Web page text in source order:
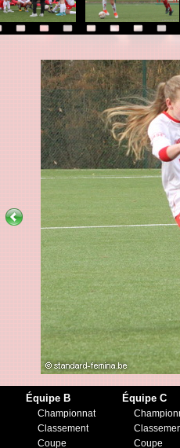
Équipe B
Championnat
Classement
Coupe
Équipe C
Coupe